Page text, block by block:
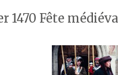
1470 Fête